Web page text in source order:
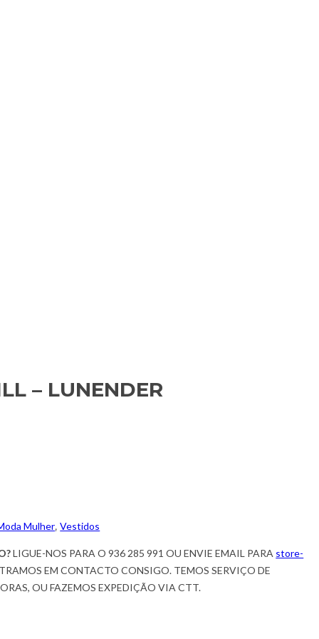
– LUNENDER
Mulher,Vestidos
LIGUE-NOS PARA O 936 285 991 OU ENVIE EMAIL PARA store-
EM CONTACTO CONSIGO. TEMOS SERVIÇO DE
OU FAZEMOS EXPEDIÇÃO VIA CTT.